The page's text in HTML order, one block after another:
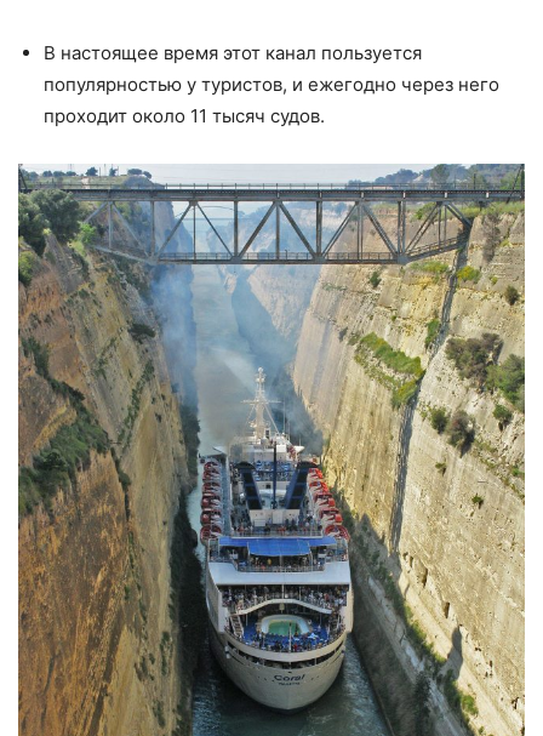
В настоящее время этот канал пользуется
популярностью у туристов, и ежегодно через него
проходит около 11 тысяч судов.